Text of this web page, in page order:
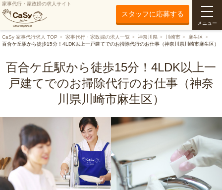
家事代行・家政婦の求人サイト
スタッフに応募する
メニュー
CaSy 家事代行求人 TOP 家事代行・家政婦の求人一覧 神奈川県 川崎市
麻生区
百合ケ丘駅から徒歩15分！4LDK以上一戸建てでのお掃除代行のお仕事（神奈川県川崎市麻生区）
百合ケ丘駅から徒歩15分！4LDK以上一
戸建てでのお掃除代行のお仕事（神奈
川県川崎市麻生区）